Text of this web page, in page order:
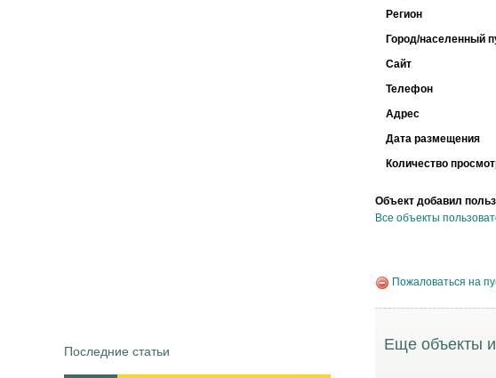
Последние статьи
Регион
Город/населенный
Сайт
Телефон
Адрес
Дата размещения
Количество
Объект добавил
Все объекты
Пожаловаться на
Еще объекты